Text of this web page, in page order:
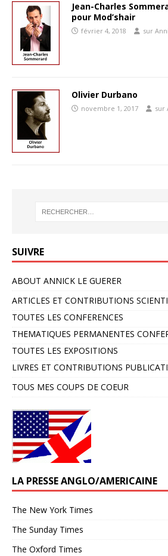
Jean-Charles
pour Mod’shair
février 4, 2018 sur
Olivier Durbano
novembre 1, 2017 sur
SUIVRE
ABOUT ANNICK LE GUERER
ARTICLES ET CONTRIBUTIONS
TOUTES LES CONFERENCES
THEMATIQUES PERMANENTES
TOUTES LES EXPOSITIONS
LIVRES ET CONTRIBUTIONS
TOUS MES COUPS DE COEUR
LA PRESSE ANGLO/AMERICAINE
The New York Times
The Sunday Times
The Oxford Times